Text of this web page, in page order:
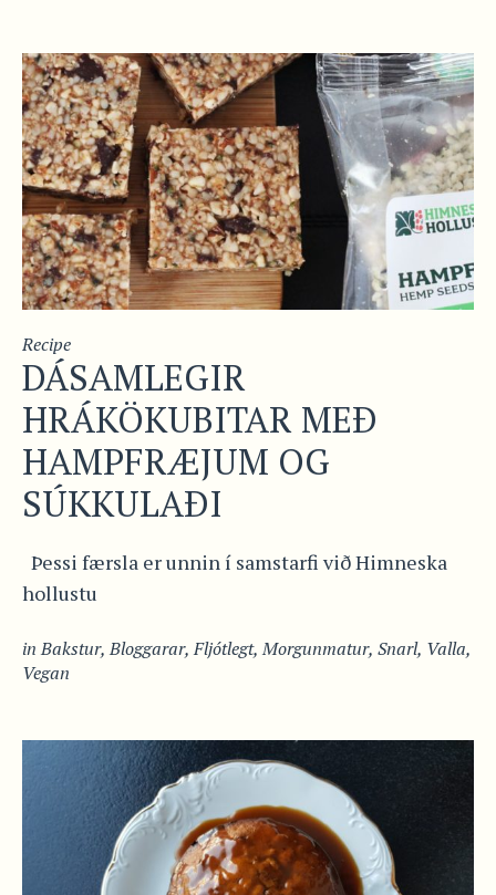
Recipe
DÁSAMLEGIR
HRÁKÖKUBITAR MEÐ
HAMPFRÆJUM OG
SÚKKULAÐI
Þessi færsla er unnin í samstarfi við Himneska
hollustu
inBakstur,Bloggarar,Fljótlegt,Morgunmatur, Snarl, Valla,
Vegan